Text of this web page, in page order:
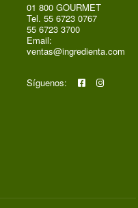
01 800 GOURMET
Tel. 55 6723 0767
55 6723 3700
Email:
ventas@ingredienta.com
Síguenos: